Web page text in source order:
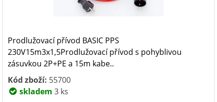
Prodlužovací přívod BASIC PPS
230V15m3x1,5Prodlužovací přívod s pohyblivou
zásuvkou 2P+PE a 15m kabe..
Kód zboží: 55700
skladem 3 ks